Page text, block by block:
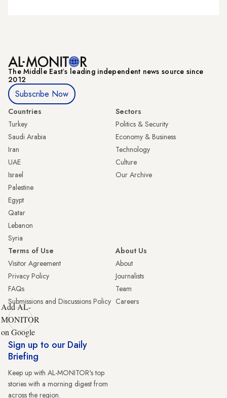
The Middle Eastʼs leading independent news source since
2012
Subscribe Now
Countries
Turkey
Saudi Arabia
Iran
UAE
Israel
Palestine
Egypt
Qatar
Lebanon
Syria
Sectors
Politics & Security
Economy & Business
Technology
Culture
Our Archive
Terms of Use
Visitor Agreement
Privacy Policy
FAQs
Submissions and Discussions Policy
About Us
About
Journalists
Team
Careers
Add AL-
MONITOR
on Google
Sign up to our Daily
Briefing
Keep up with AL-MONITOR's top
stories with a morning digest from
across the region.